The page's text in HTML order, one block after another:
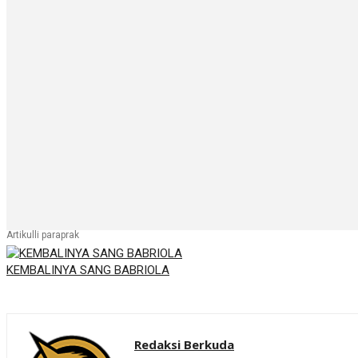
Artikulli paraprak
KEMBALINYA SANG BABRIOLA
Redaksi Berkuda